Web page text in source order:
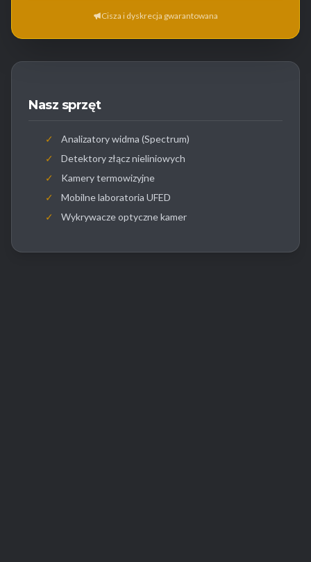
Cisza i dyskrecja gwarantowana
Nasz sprzęt
✓
Analizatory widma (Spectrum)
✓
Detektory złącz nieliniowych
✓
Kamery termowizyjne
✓
Mobilne laboratoria UFED
✓
Wykrywacze optyczne kamer